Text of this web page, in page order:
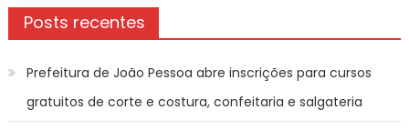
Posts recentes
Prefeitura de João Pessoa abre inscrições para cursos
gratuitos de corte e costura, confeitaria e salgateria